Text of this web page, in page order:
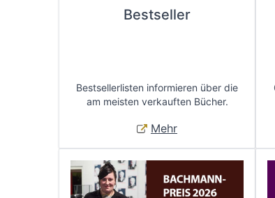
Bestseller
Bestsellerlisten informieren über die
am meisten verkauften Bücher.
Mehr